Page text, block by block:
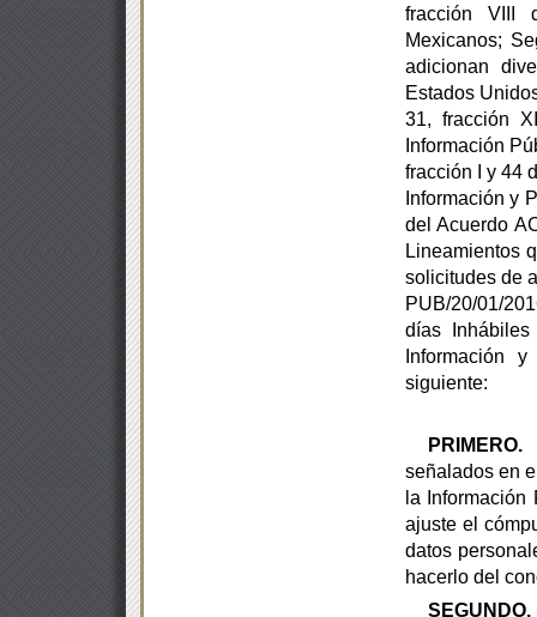
fracción VIII
Mexicanos;
adicionan
Estados
31, fracción
Información
fracción I y 44
Información y
del Acuerdo
Lineamientos
solicitudes de
PUB/20/01/
días
Información y
siguiente:
PRIMERO.
señalados en
la
ajuste el
datos
hacerlo del
SEGUNDO.